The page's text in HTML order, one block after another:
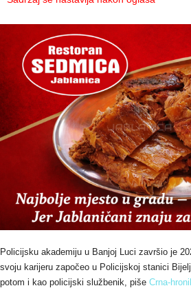
Policijsku akademiju u Banjoj Luci završio je
svoju karijeru započeo u Policijskoj stanici
potom i kao policijski službenik, piše Crna-